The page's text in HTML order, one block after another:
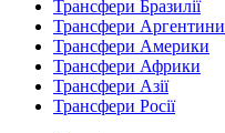
Трансфери Бразилії
Трансфери Аргентини
Трансфери Америки
Трансфери Африки
Трансфери Азії
Трансфери Росії